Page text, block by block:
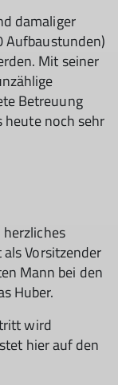
damaliger
Aufbaustunden)
Mit seiner
Betreuung
heute noch sehr
Vorsitzender
Mann bei den
Huber.
wird
hier auf den